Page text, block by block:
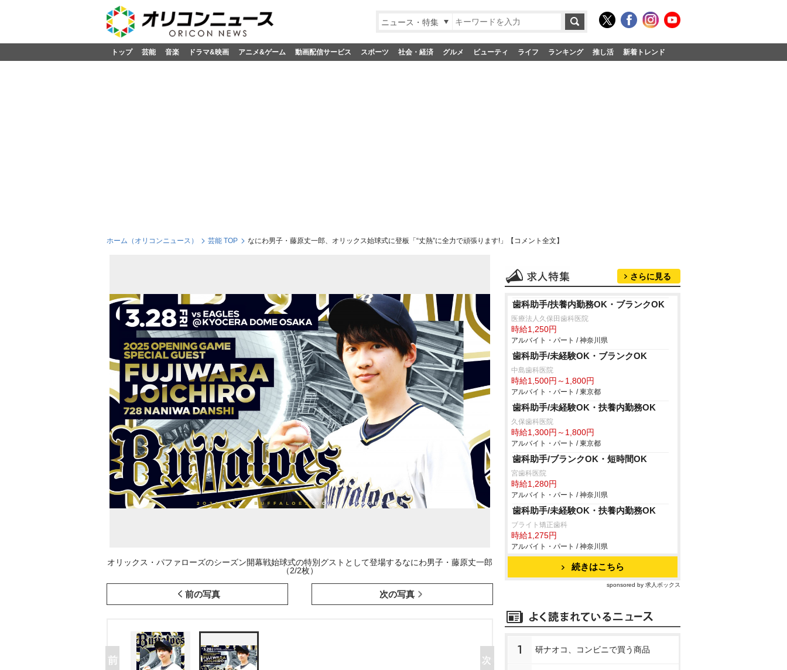
ニュース・特集
トップ 芸能 音楽 ドラマ&映画 アニメ&ゲーム 動画配信サービス スポーツ 社会・経済 グルメ ビューティ ライフ ランキング 推し活 新着トレンド
ホーム（オリコンニュース） 芸能 TOP なにわ男子・藤原丈一郎、オリックス始球式に登板「“丈熱”に全力で頑張ります!」【コメント全文】
オリックス・パファローズのシーズン開幕戦始球式の特別グストとして登場するなにわ男子・藤原丈一郎
（2/2枚）
前の写真 次の写真
さらに見る
歯科助手/扶養内勤務OK・ブランクOK
医療法人久保田歯科医院
時給1,250円
アルバイト・パート / 神奈川県
歯科助手/未経験OK・ブランクOK
中島歯科医院
時給1,500円～1,800円
アルバイト・パート / 東京都
歯科助手/未経験OK・扶養内勤務OK
久保歯科医院
時給1,300円～1,800円
アルバイト・パート / 東京都
歯科助手/ブランクOK・短時間OK
宮歯科医院
時給1,280円
アルバイト・パート / 神奈川県
歯科助手/未経験OK・扶養内勤務OK
ブライト矯正歯科
時給1,275円
アルバイト・パート / 神奈川県
続きはこちら
sponsored by 求人ボックス
1 研ナオコ、コンビニで買う商品